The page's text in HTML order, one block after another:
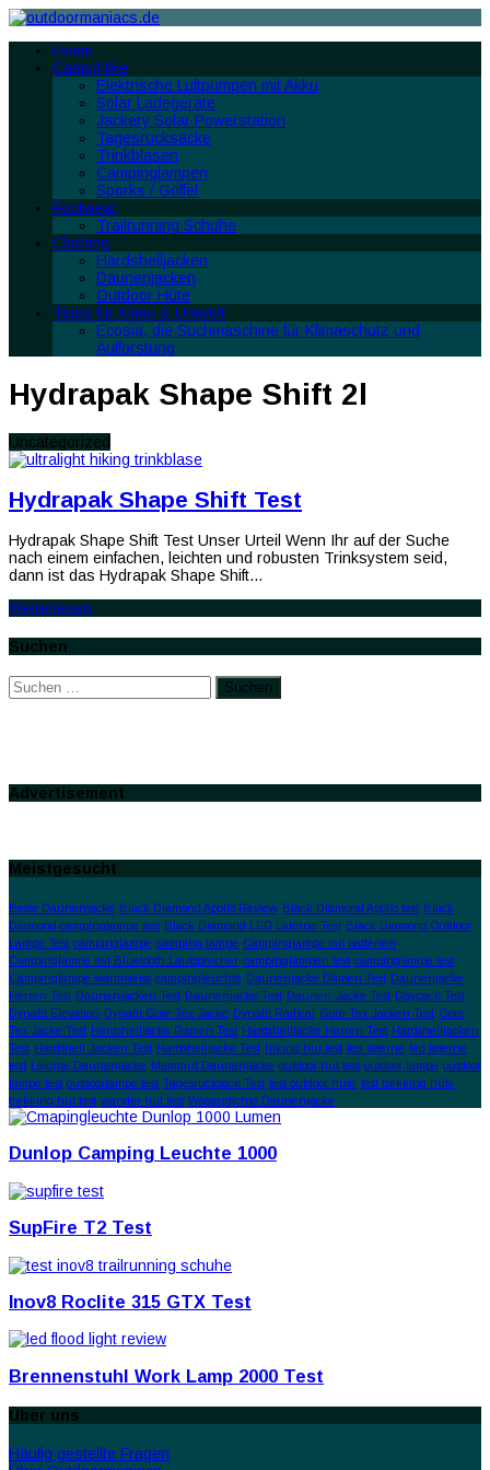
Home
Camp/Hike
Elektrische Luftpumpen mit Akku
Solar Ladegeräte
Jackery Solar Powerstation
Tagesrucksäcke
Trinkblasen
Campinglampen
Sporks / Göffel
Footwear
Trailrunning Schuhe
Clothing
Hardshelljacken
Daunenjacken
Outdoor Hüte
Tipps für Klima & Umwelt
Ecosia, die Suchmaschine für Klimaschutz und
Aufforstung
Hydrapak Shape Shift 2l
Uncategorized
Hydrapak Shape Shift Test
Hydrapak Shape Shift Test Unser Urteil Wenn Ihr auf der Suche
nach einem einfachen, leichten und robusten Trinksystem seid,
dann ist das Hydrapak Shape Shift…
Weiterlesen
Suchen
Suchen
nach:
Advertisement
Meistgesucht
Beste Daunenjacke Black Diamond Apollo Review Black Diamond Apollo test Black
Diamond campinglampe test Black Diamond LED Laterne Test Black Diamond Outdoor
Lampe Test campinglampe camping lampe Campinglampe mit batterien
Campinglampe mit Bluetooth Lautsprecher campinglampen test campinglampe test
Campinglampe warmweiss campingleuchte Daunenjacke Damen Test Daunenjacke
Herren Test Daunenjacken Test Daunenjacke Test Daunen Jacke Test Daypack Test
Dynafit Elevation Dynafit Gore Tex Jacke Dynafit Radical Gore Tex Jacken Test Gore
Tex Jacke Test Hardshelljacke Damen Test Hardshelljacke Herren Test Hardshelljacken
Test Hardshell Jacken Test Hardshelljacke Test hiking hut test led laterne led laterne
test Leichte Daunenjacke Mammut Daunenjacke outdoor hut test outdoor lampe outdoor
lampe test outdoorlampe test Tagesrucksack Test test outdoor hüte test trekking hüte
trekking hut test wander hut test Wasserdichte Daunenjacke
Dunlop Camping Leuchte 1000
SupFire T2 Test
Inov8 Roclite 315 GTX Test
Brennenstuhl Work Lamp 2000 Test
Über uns
Häufig gestellte Fragen